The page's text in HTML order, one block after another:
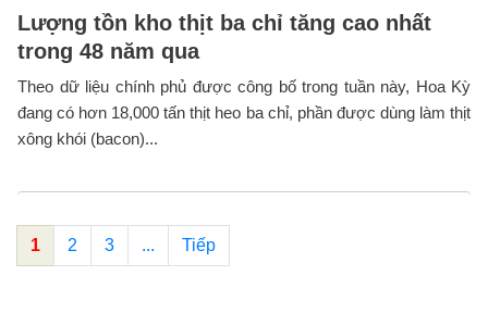
Lượng tồn kho thịt ba chỉ tăng cao nhất
trong 48 năm qua
Theo dữ liệu chính phủ được công bố trong tuần này, Hoa Kỳ
đang có hơn 18,000 tấn thịt heo ba chỉ, phần được dùng làm thịt
xông khói (bacon)...
1 2 3 ... Tiếp